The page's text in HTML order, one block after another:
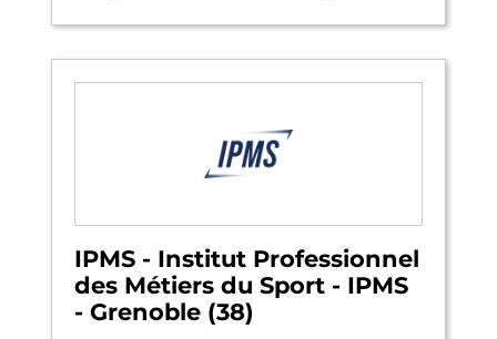
IPMS - Institut Professionnel
des Métiers du Sport - IPMS
- Grenoble (38)